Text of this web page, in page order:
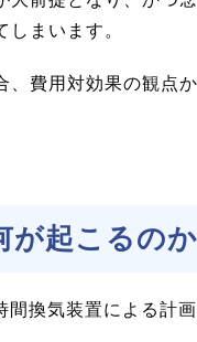
しまいます。
、費用対効果の観点
が起こるのか
換気装置による計